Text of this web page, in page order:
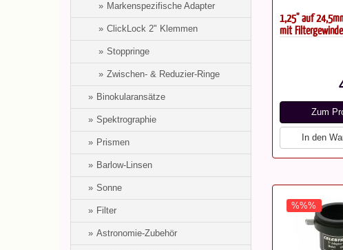
Markenspezifische Adapter
ClickLock 2" Klemmen
Stoppringe
Zwischen- & Reduzier-Ringe
Binokularansätze
Spektrographie
Prismen
Barlow-Linsen
Sonne
Filter
Astronomie-Zubehör
1,25'' auf
mit Filtergewinde
Zum
In den
%%%